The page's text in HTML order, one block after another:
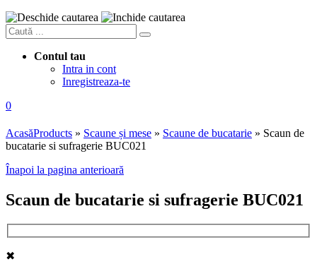
Contul tau
Intra in cont
Inregistreaza-te
0
AcasăProducts » Scaune și mese » Scaune de bucatarie » Scaun de
bucatarie si sufragerie BUC021
Înapoi la pagina anterioară
Scaun de bucatarie si sufragerie BUC021
✖